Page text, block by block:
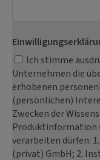
Ich stimme
Unternehmen die
erhobenen
(persönlichen)
Zwecken der
Produktinformation
verarbeiten dürfen:
(privat) GmbH; 2.